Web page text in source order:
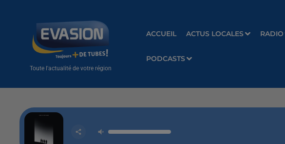
Toute l'actualité de votre région
ACCUEIL ACTUS LOCALES RADIO
PODCASTS